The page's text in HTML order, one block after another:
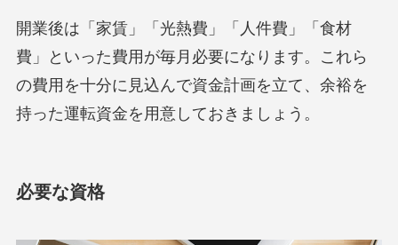
開業後は「家賃」「光熱費」「人件費」「食材
費」といった費用が毎月必要になります。これら
の費用を十分に見込んで資金計画を立て、余裕を
持った運転資金を用意しておきましょう。
必要な資格